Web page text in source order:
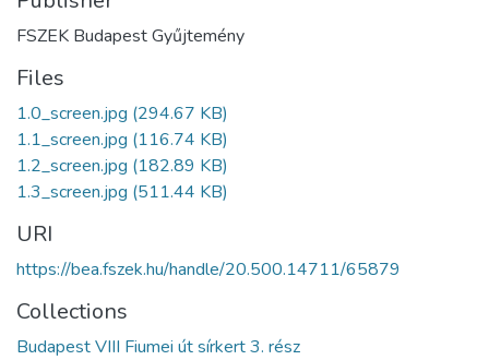
FSZEK Budapest Gyűjtemény
Files
1.0_screen.jpg (294.67 KB)
1.1_screen.jpg (116.74 KB)
1.2_screen.jpg (182.89 KB)
1.3_screen.jpg (511.44 KB)
URI
https://bea.fszek.hu/handle/20.500.14711/65879
Collections
Budapest VIII Fiumei út sírkert 3. rész